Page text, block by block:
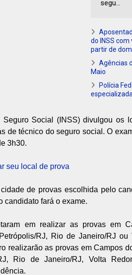
segu...
do INSS
partir de
Agências
Maio
Polícia
Social (INSS) divulgou os
de técnico do seguro social. O
3h30.
seu local de prova
de provas escolhida pelo
candidato fará o exame.
em realizar as provas em
RJ, Rio de Janeiro/RJ
realizarão as provas em Campos
Rio de Janeiro/RJ, Volta